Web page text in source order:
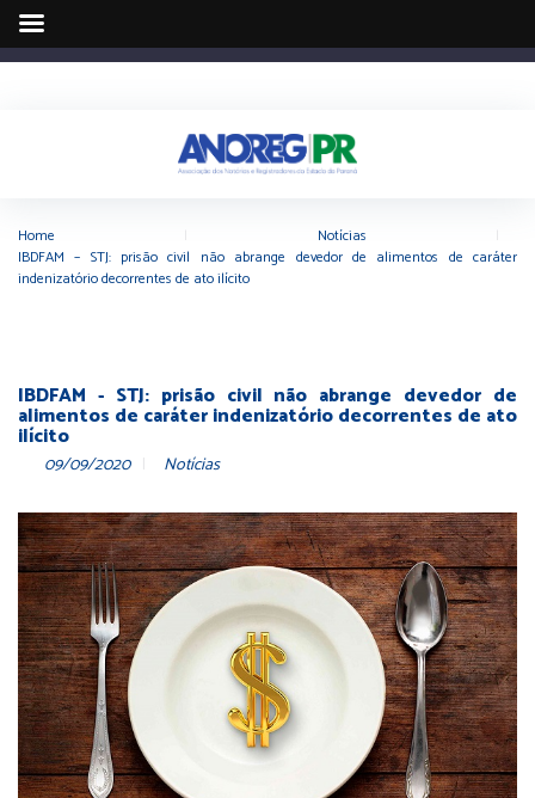
Home Notícias
IBDFAM – STJ: prisão civil não abrange devedor de alimentos de caráter
indenizatório decorrentes de ato ilícito
IBDFAM - STJ: prisão civil não abrange devedor de
alimentos de caráter indenizatório decorrentes de ato
ilícito
09/09/2020 Notícias